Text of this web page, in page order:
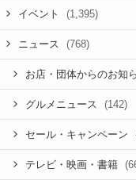
イベント (1,395)
ニュース (768)
お店・団体からのお知
グルメニュース (142)
セール・キャンペーン
テレビ・映画・書籍